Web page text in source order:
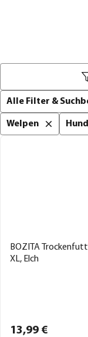
Alle Filter &
Welpen
BOZITA
XL, Elch
13,99 €